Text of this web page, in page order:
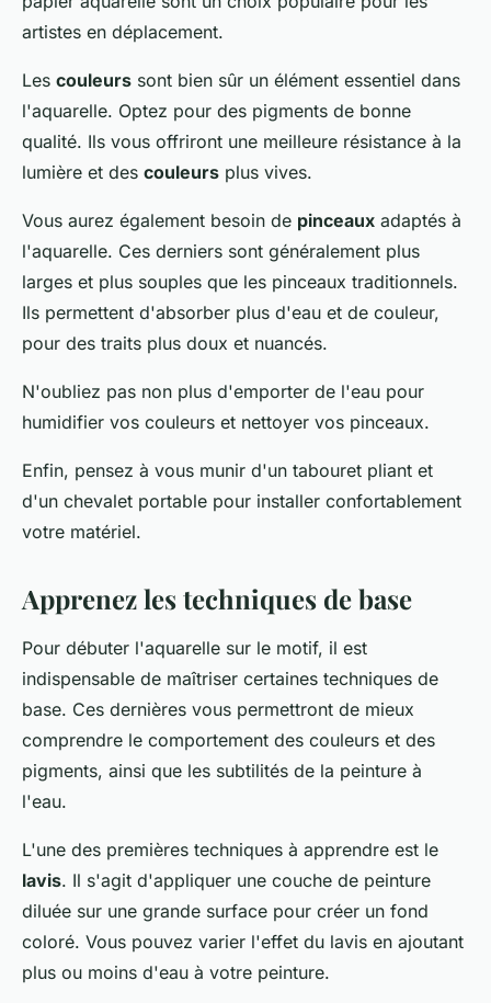
artistes en déplacement.
Les couleurs sont bien sûr un élément essentiel dans
l'aquarelle. Optez pour des pigments de bonne
qualité. Ils vous offriront une meilleure résistance à la
lumière et des couleurs plus vives.
Vous aurez également besoin de pinceaux adaptés à
l'aquarelle. Ces derniers sont généralement plus
larges et plus souples que les pinceaux traditionnels.
Ils permettent d'absorber plus d'eau et de couleur,
pour des traits plus doux et nuancés.
N'oubliez pas non plus d'emporter de l'eau pour
humidifier vos couleurs et nettoyer vos pinceaux.
Enfin, pensez à vous munir d'un tabouret pliant et
d'un chevalet portable pour installer confortablement
votre matériel.
Apprenez les techniques de base
Pour débuter l'aquarelle sur le motif, il est
indispensable de maîtriser certaines techniques de
base. Ces dernières vous permettront de mieux
comprendre le comportement des couleurs et des
pigments, ainsi que les subtilités de la peinture à
l'eau.
L'une des premières techniques à apprendre est le
lavis. Il s'agit d'appliquer une couche de peinture
diluée sur une grande surface pour créer un fond
coloré. Vous pouvez varier l'effet du lavis en ajoutant
plus ou moins d'eau à votre peinture.